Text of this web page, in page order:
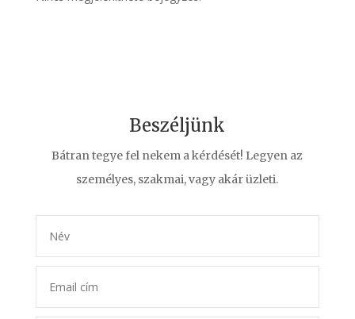
Beszéljünk
Bátran tegye fel nekem a kérdését! Legyen az
személyes, szakmai, vagy akár üzleti.